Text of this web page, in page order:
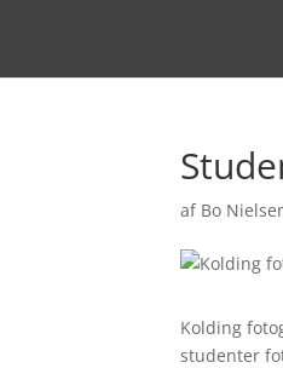
af Bo
Kolding
studenter